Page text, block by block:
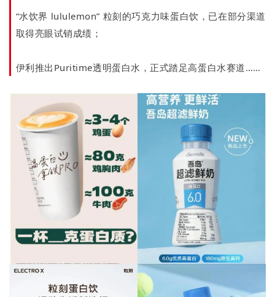
“水饮界 lululemon” 粒刻的巧克力味蛋白饮，已在部分渠道
取得亮眼试销成绩；
伊利推出Puritime透明蛋白水，正式踏足高蛋白水赛道……